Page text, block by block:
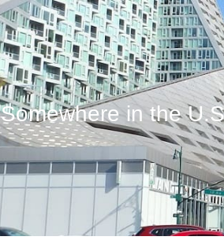
Somewhere in the